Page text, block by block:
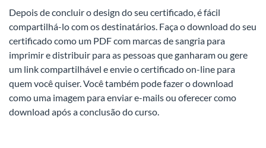
Depois de concluir o design do seu certificado, é fácil
compartilhá-lo com os destinatários. Faça o download do seu
certificado como um PDF com marcas de sangria para
imprimir e distribuir para as pessoas que ganharam ou gere
um link compartilhável e envie o certificado on-line para
quem você quiser. Você também pode fazer o download
como uma imagem para enviar e-mails ou oferecer como
download após a conclusão do curso.